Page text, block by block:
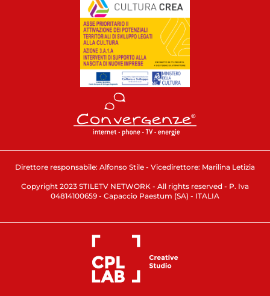
Direttore responsabile: Alfonso Stile - Vicedirettore: Marilina Letizia
Copyright 2023 STILETV NETWORK - All rights reserved - P. Iva
04814100659 - Capaccio Paestum (SA) - ITALIA